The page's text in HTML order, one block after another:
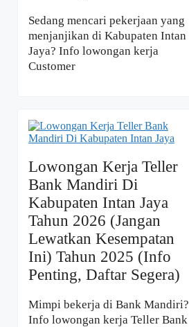
Sedang mencari pekerjaan yang
menjanjikan di Kabupaten Intan
Jaya? Info lowongan kerja
Customer
Lowongan Kerja Teller
Bank Mandiri Di
Kabupaten Intan Jaya
Tahun 2026 (Jangan
Lewatkan Kesempatan
Ini) Tahun 2025 (Info
Penting, Daftar Segera)
Mimpi bekerja di Bank Mandiri?
Info lowongan kerja Teller Bank